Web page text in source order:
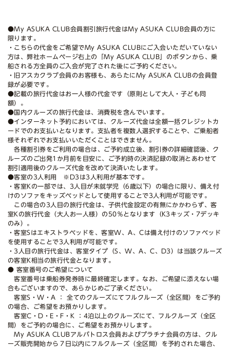
●My ASUKA CLUB会員割引旅行代金はMy ASUKA CLUB会員の方に
限ります。
・こちらの代金をご希望でMy ASUKA CLUBにご入会いただいていない
方は、弊社ホームページ右上の「My ASUKA CLUB」のボタンから、乗
船される方全員のご入会が完了された後にご予約ください。
・旧アスカクラブ会員のお客様も、あらたにMy ASUKA CLUBの会員登
録が必要です。
●記載の旅行代金はお一人様の代金です（原則として大人・子ども同
額）。
●国内クルーズの旅行代金は、消費税を含んでいます。
●インターネット予約においては、クルーズ代金は全額一括クレジットカ
ードでのお支払いとなります。支払者を複数人選択することや、ご乗船者
様それぞれでお支払いいただくことはできません。
各種割引券をご利用の場合は、ご予約成立後、割引券の詳細確認後、ク
ルーズのご出発1か月前を目安に、ご予約時の決済記録の取消とあわせて
割引適用後のクルーズ代金を改めて決済いたします。
●客室の3人利用 ※D3は3人利用が基本です。
・客室Kの一部では、3人目が未就学児（6歳以下）の場合に限り、備え付
けのソファをキッズベッドとして使用することで3人利用が可能です。
この場合の3人目の旅行代金は、子供代金設定の有無にかかわらず、客
室Kの旅行代金（大人お一人様）の50％となります（K3キッズ・7デッキ
のみ）。
・客室Sはエキストラベッドを、客室W、A、Cは備え付けのソファベッド
を使用することで3人利用が可能です。
・3人目の旅行代金は、客室タイプ（S、W、A、C、D3）は当該クルーズ
の客室K相当の旅行代金となります。
● 客室番号のご希望について
客室番号は乗船券発券時に最終確定します。なお、ご希望に添えない場
合もございますので、あらかじめご了承ください。
客室S・W・A ： 全てのクルーズにてフルクルーズ（全区間）をご予約
の場合、ご希望をお預かりします。
客室C・D・E・F・K ：4泊以上のクルーズにて、フルクルーズ（全区
間）をご予約の場合に、ご希望をお預かりします。
My ASUKA CLUBアルバトロス会員およびプラチナ会員の方は、クル
ーズ販売開始から７日以内にフルクルーズ（全区間）を予約された場合、